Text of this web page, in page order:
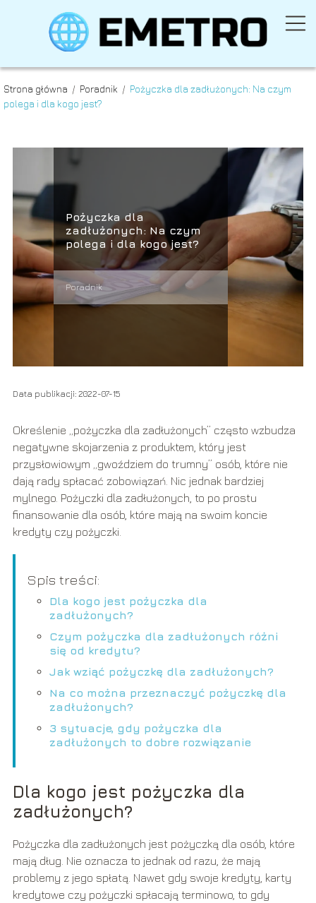
Strona główna / Poradnik / Pożyczka dla zadłużonych: Na czym
polega i dla kogo jest?
Pożyczka dla
zadłużonych: Na czym
polega i dla kogo jest?
Poradnik
Data publikacji: 2022-07-15
Określenie „pożyczka dla zadłużonych” często wzbudza
negatywne skojarzenia z produktem, który jest
przysłowiowym „gwoździem do trumny” osób, które nie
dają rady spłacać zobowiązań. Nic jednak bardziej
mylnego. Pożyczki dla zadłużonych, to po prostu
finansowanie dla osób, które mają na swoim koncie
kredyty czy pożyczki.
Spis treści:
Dla kogo jest pożyczka dla
zadłużonych?
Czym pożyczka dla zadłużonych różni
się od kredytu?
Jak wziąć pożyczkę dla zadłużonych?
Na co można przeznaczyć pożyczkę dla
zadłużonych?
3 sytuacje, gdy pożyczka dla
zadłużonych to dobre rozwiązanie
Dla kogo jest pożyczka dla
zadłużonych?
Pożyczka dla zadłużonych jest pożyczką dla osób, które
mają dług. Nie oznacza to jednak od razu, że mają
problemy z jego spłatą. Nawet gdy swoje kredyty, karty
kredytowe czy pożyczki spłacają terminowo, to gdy